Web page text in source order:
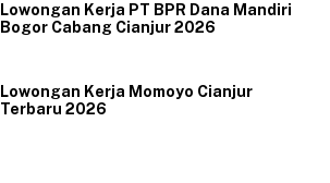
Lowongan Kerja PT BPR Dana Mandiri
Bogor Cabang Cianjur 2026
Lowongan Kerja Momoyo Cianjur
Terbaru 2026